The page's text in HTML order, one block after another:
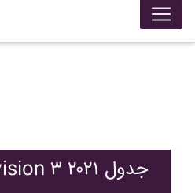
League Division ۳ ۲۰۲۱ جدول